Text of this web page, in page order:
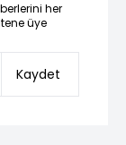
her
üye
Kaydet